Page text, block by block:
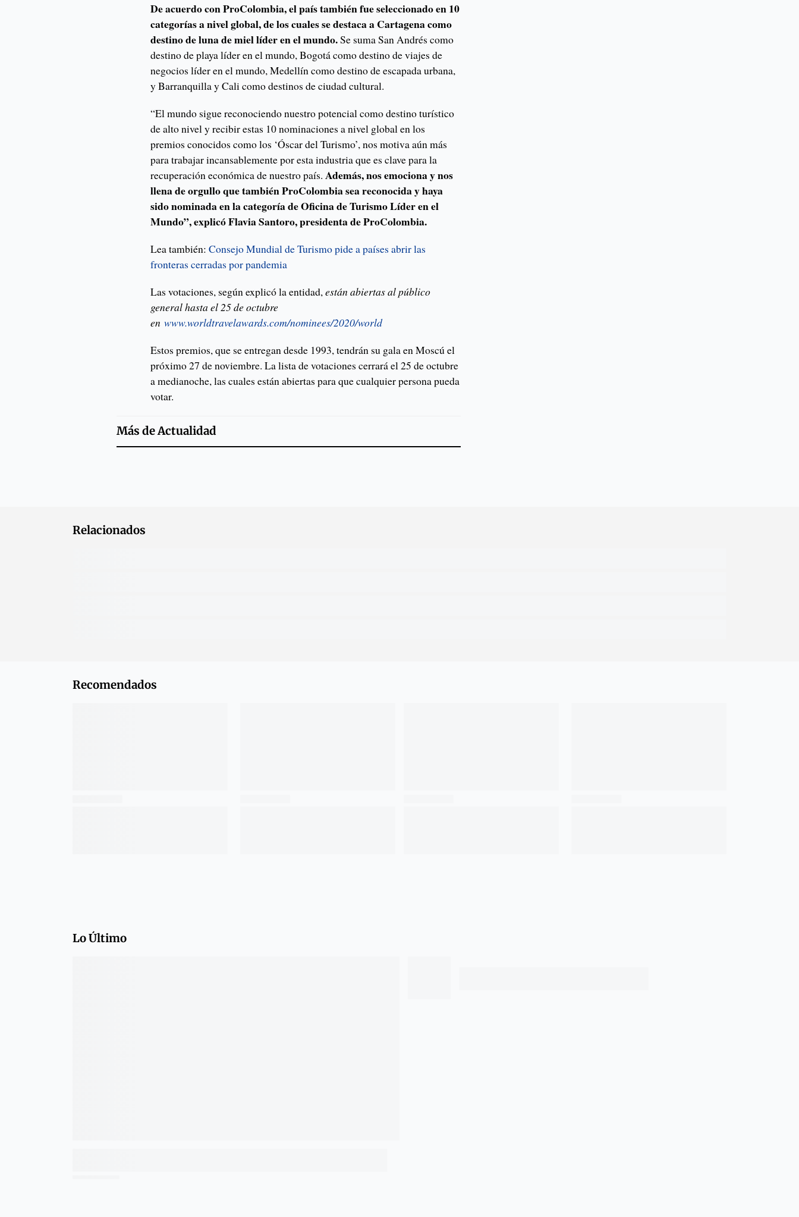
De acuerdo con ProColombia, el país también fue seleccionado en 10
categorías a nivel global, de los cuales se destaca a Cartagena como
destino de luna de miel líder en el mundo.Se suma San Andrés como
destino de playa líder en el mundo, Bogotá como destino de viajes de
negocios líder en el mundo, Medellín como destino de escapada urbana,
y Barranquilla y Cali como destinos de ciudad cultural.
“El mundo sigue reconociendo nuestro potencial como destino turístico
de alto nivel y recibir estas 10 nominaciones a nivel global en los
premios conocidos como los ‘Óscar del Turismo’, nos motiva aún más
para trabajar incansablemente por esta industria que es clave para la
recuperación económica de nuestro país.Además, nos emociona y nos
llena de orgullo que también ProColombia sea reconocida y haya
sido nominada en la categoría de Oficina de Turismo Líder en el
Mundo”, explicó Flavia Santoro, presidenta de ProColombia.
Lea también:Consejo Mundial de Turismo pide a países abrir las
fronteras cerradas por pandemia
Las votaciones, según explicó la entidad,están abiertas al público
general hasta el 25 de octubre
enwww.worldtravelawards.com/nominees/2020/world
Estos premios, que se entregan desde 1993, tendrán su gala en Moscú el
próximo 27 de noviembre. La lista de votaciones cerrará el 25 de octubre
a medianoche, las cuales están abiertas para que cualquier persona pueda
votar.
Más deActualidad
Relacionados
Recomendados
Lo Último